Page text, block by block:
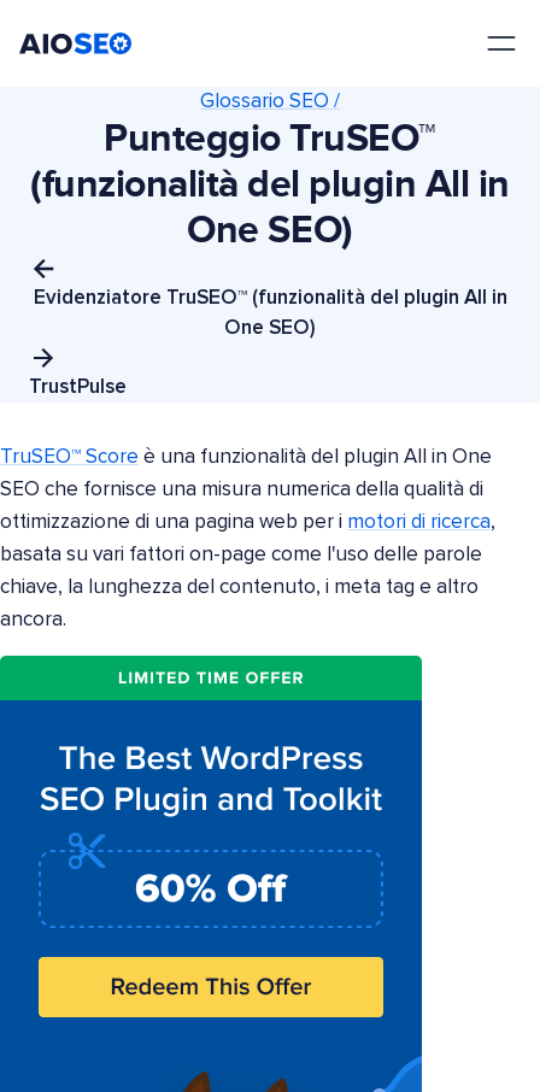
Evidenziatore TruSEO™ (funzionalità del plugin All in
One SEO)
Glossario SEO /
Punteggio TruSEO™
(funzionalità del plugin All in
One SEO)
TrustPulse
TruSEO™ Score è una funzionalità del plugin All in One
SEO che fornisce una misura numerica della qualità di
ottimizzazione di una pagina web per i motori di ricerca,
basata su vari fattori on-page come l'uso delle parole
chiave, la lunghezza del contenuto, i meta tag e altro
ancora.